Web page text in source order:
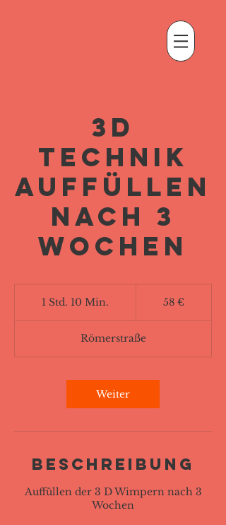
3D
Technik
Auffüllen
nach 3
Wochen
1 Std. 10 Min.
d
1
M
i
n
58 €
Römerstraße
Weiter
Beschreibung
Auffüllen der 3 D Wimpern nach 3
Wochen